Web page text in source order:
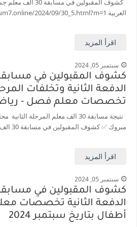
مؤشرات وتوقعات أولية.. انخفاض تنسيق المرحلة الأولى 1% عن العام الماضي وارتفاع
كشوف المقبولين في
الغربية https://www.natega-youm7.online/2024/09/30_5.html?m=1 ...
اقرأ المزيد
سبتمبر 05, 2024
الدفعة الثانية وتخلفات
تخصصات معلم فصل -
نتيجة مسابقة 30 الف معلم المرحلة
مبروك ✅ كشوف المقبولين في مسابقة 30 الف معلم الدفعة الثانية وتخلف...
اقرأ المزيد
سبتمبر 05, 2024
الدفعة الثانية تخصصات
أطفال بتاريخ سبتمبر 2024